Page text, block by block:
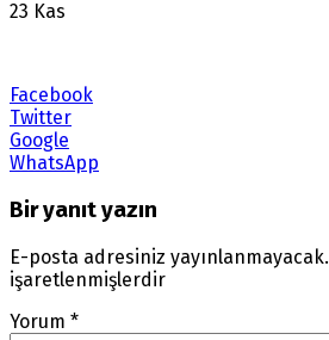
23 Kas
Facebook
Twitter
Google
WhatsApp
Bir yanıt yazın
E-posta adresiniz yayınlanmayacak.
işaretlenmişlerdir
Yorum *